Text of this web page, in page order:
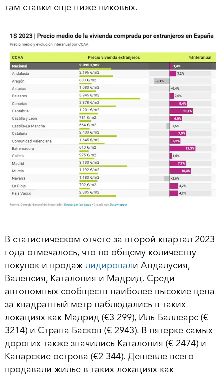
там ставки еще ниже пиковых.
В статистическом отчете за второй квартал 2023
года отмечалось, что по общему количеству
покупок и продаж лидировали Андалусия,
Валенсия, Каталония и Мадрид. Среди
автономных сообществ наиболее высокие цена
за квадратный метр наблюдались в таких
локациях как Мадрид (€3 299), Иль-Баллеарс (€
3214) и Страна Басков (€ 2943). В пятерке самых
дорогих также значились Каталония (€ 2474) и
Канарские острова (€2 344). Дешевле всего
продавали жилье в таких локациях как